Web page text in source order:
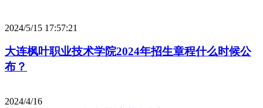
2024/5/15 17:57:21
大连枫叶职业技术学院2024年招生章程什么时候公
布？
2024/4/16